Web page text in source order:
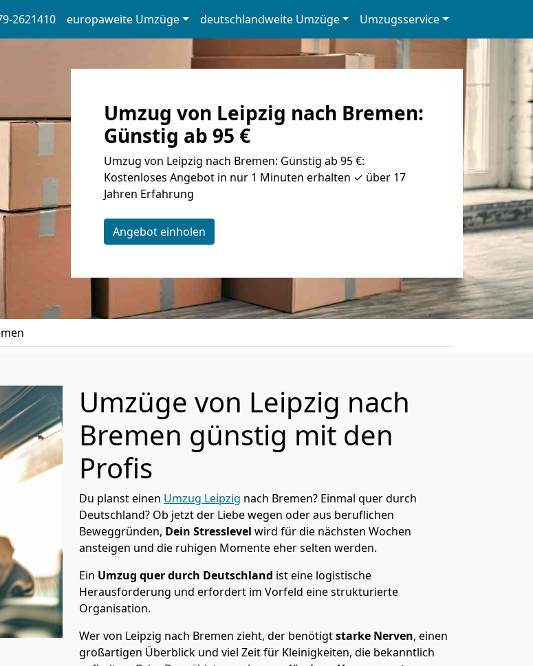
2621410 europaweite Umzüge deutschlandweite Umzüge Umzugsservice
Umzug von Leipzig nach Bremen:
Günstig ab 95 €
Umzug von Leipzig nach Bremen: Günstig ab 95 €:
Kostenloses Angebot in nur 1 Minuten erhalten ✓ über 17
Jahren Erfahrung
Angebot einholen
Umzüge von Leipzig nach
Bremen günstig mit den
Profis
Du planst einen Umzug Leipzig nach Bremen? Einmal quer durch
Deutschland? Ob jetzt der Liebe wegen oder aus beruflichen
Beweggründen, Dein Stresslevel wird für die nächsten Wochen
ansteigen und die ruhigen Momente eher selten werden.
Ein Umzug quer durch Deutschland ist eine logistische
Herausforderung und erfordert im Vorfeld eine strukturierte
Organisation.
Wer von Leipzig nach Bremen zieht, der benötigtstarke Nerven, einen
großartigen Überblick und viel Zeit für Kleinigkeiten, die bekanntlich